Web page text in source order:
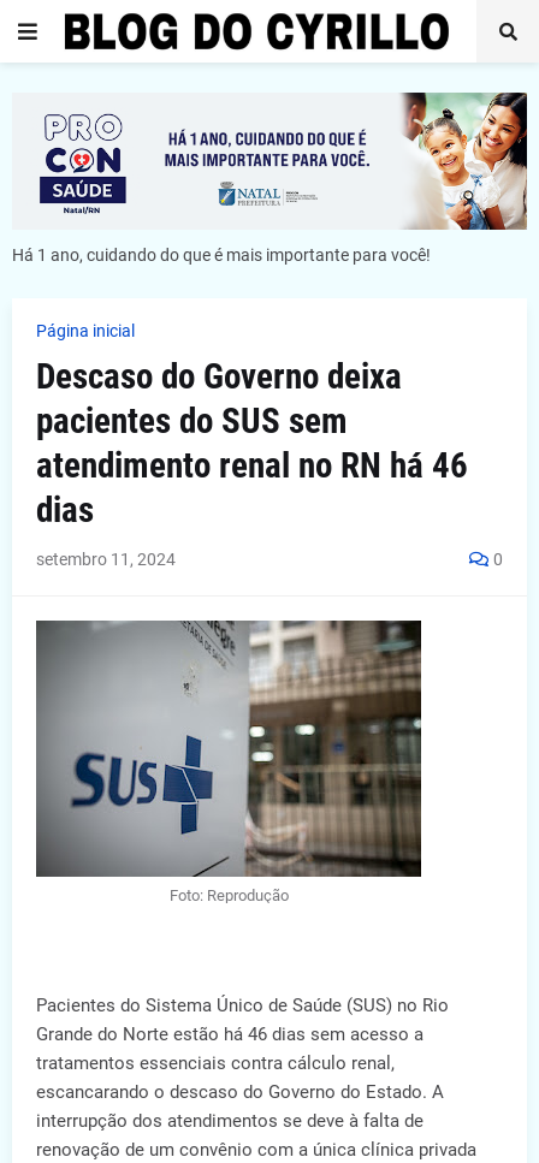
Há 1 ano, cuidando do que é mais importante para você!
Página inicial
Descaso do Governo deixa
pacientes do SUS sem
atendimento renal no RN há 46
dias
setembro 11, 2024 0
Foto: Reprodução
Pacientes do Sistema Único de Saúde (SUS) no Rio
Grande do Norte estão há 46 dias sem acesso a
tratamentos essenciais contra cálculo renal,
escancarando o descaso do Governo do Estado. A
interrupção dos atendimentos se deve à falta de
renovação de um convênio com a única clínica privada